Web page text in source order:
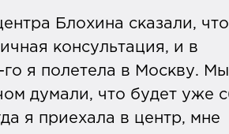
Блохина сказали, что
консультация, и в
я полетела в Москву.
думали, что будет уже
я приехала в центр, мне